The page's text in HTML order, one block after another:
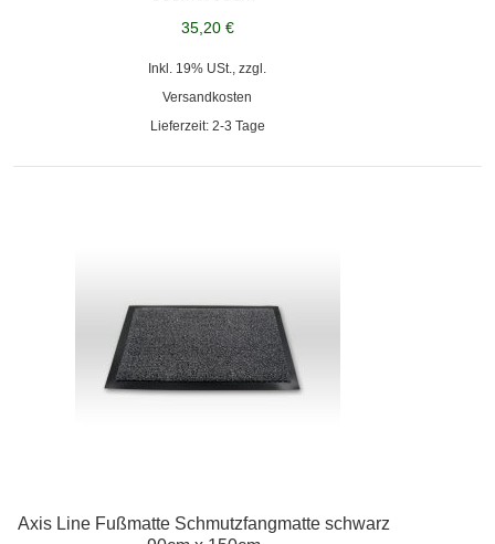
35,20 €
Inkl. 19% USt., zzgl.
Versandkosten
Lieferzeit: 2-3 Tage
Axis Line Fußmatte Schmutzfangmatte schwarz